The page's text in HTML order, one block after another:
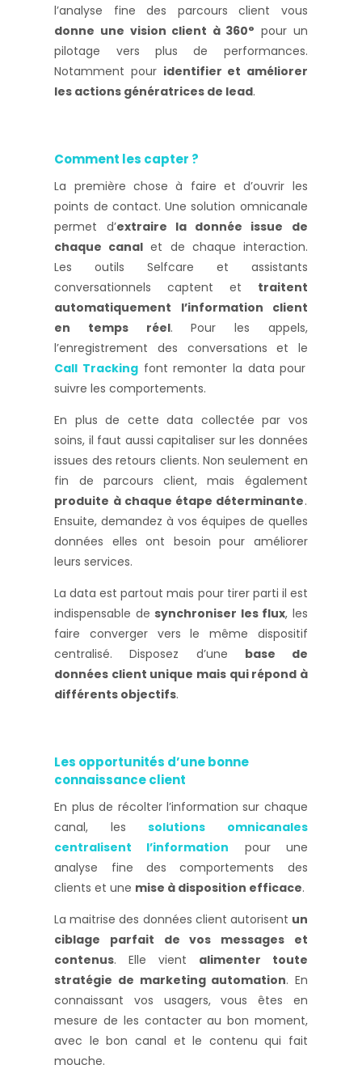
l’analyse fine des parcours client vous
donne une vision client à 360° pour un
pilotage vers plus de performances.
Notamment pour identifier et améliorer
les actions génératrices de lead.
Comment les capter ?
La première chose à faire et d’ouvrir les
points de contact. Une solution omnicanale
permet d’extraire la donnée issue de
chaque canal et de chaque interaction.
Les outils Selfcare et assistants
conversationnels captent et traitent
automatiquement l’information client
en temps réel. Pour les appels,
l’enregistrement des conversations et le
Call Trackingfont remonter la data pour
suivre les comportements.
En plus de cette data collectée par vos
soins, il faut aussi capitaliser sur les données
issues des retours clients. Non seulement en
fin de parcours client, mais également
produite à chaque étape déterminante.
Ensuite, demandez à vos équipes de quelles
données elles ont besoin pour améliorer
leurs services.
La data est partout mais pour tirer parti il est
indispensable desynchroniser les flux, les
faire converger vers le même dispositif
centralisé. Disposez d’une base de
données client unique mais qui répond à
différents objectifs.
Les opportunités d’une bonne
connaissance client
En plus de récolter l’information sur chaque
canal, lessolutions omnicanales
centralisent l’information pour une
analyse fine des comportements des
clients et une mise à disposition efficace.
La maitrise des données client autorisent un
ciblage parfait de vos messages et
contenus. Elle vient alimenter toute
stratégie de marketing automation. En
connaissant vos usagers, vous êtes en
mesure de les contacter au bon moment,
avec le bon canal et le contenu qui fait
mouche.